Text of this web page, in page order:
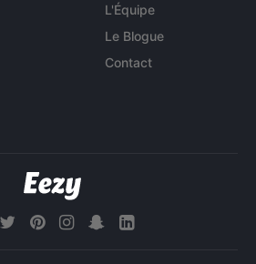
L'Équipe
Le Blogue
Contact